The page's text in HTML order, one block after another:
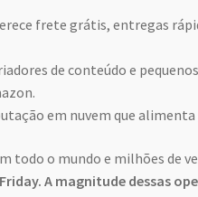
frete grátis, entregas
de conteúdo e
em nuvem que
todo o mundo e milhões de
A magnitude dessas